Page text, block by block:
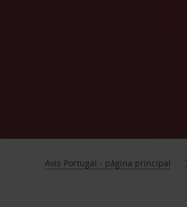
Avis Portugal - página principal